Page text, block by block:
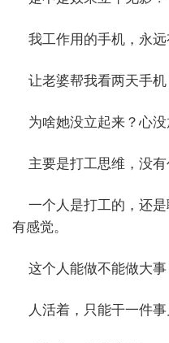
我工作用的手机，永远
让老婆帮我看两天手机
为啥她没立起来？心没
主要是打工思维，没有
一个人是打工的，还是
有感觉。
这个人能做不能做大事
人活着，只能干一件事